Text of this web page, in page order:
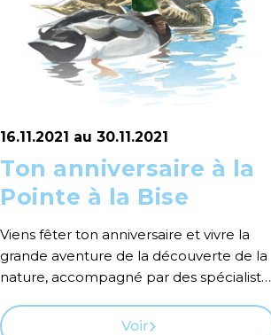
16.11.2021 au 30.11.2021
Ton anniversaire à la
Pointe à la Bise
Viens fêter ton anniversaire et vivre la
grande aventure de la découverte de la
nature, accompagné par des spécialistes
Voir